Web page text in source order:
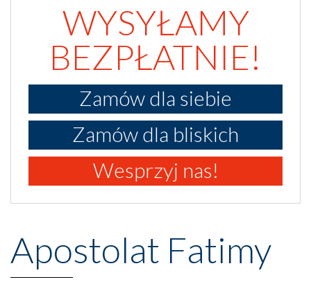
WYSYŁAMY
BEZPŁATNIE!
Zamów dla siebie
Zamów dla bliskich
Wesprzyj nas!
Apostolat Fatimy